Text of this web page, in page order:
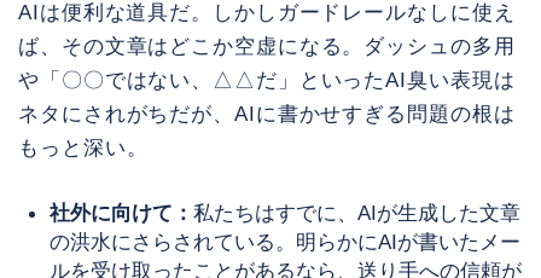
AIは便利な道具だ。しかしガードレールなしに使え
ば、その文章はどこか空虚になる。ダッシュの多用
や「〇〇ではない、△△だ」といったAI臭い表現は
ネタにされがちだが、AIに書かせすぎる問題の根は
もっと深い。
社外に向けて：私たちはすでに、AIが生成した文章
の洪水にさらされている。明らかにAIが書いたメー
ルを受け取ったことがあるなら、送り手への信頼が